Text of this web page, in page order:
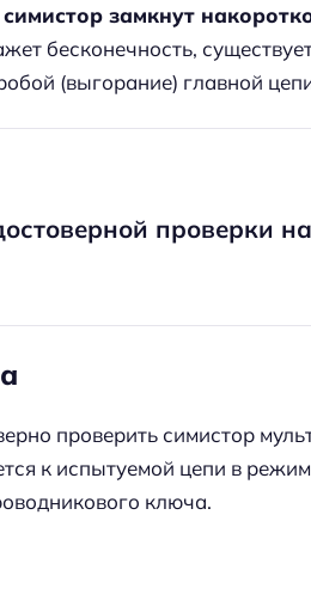
замкнут
бесконечность,
(выгорание) главной
проверки
проверить симистор
к испытуемой цепи в
ключа.